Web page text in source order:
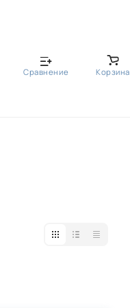
Сравнение Корзина